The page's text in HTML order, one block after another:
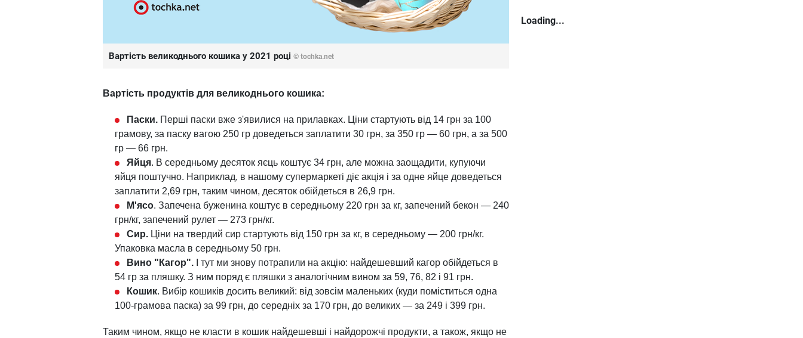
Вартість великоднього кошика у 2021 році © tochka.net
Вартість продуктів для великоднього кошика:
Паски. Перші паски вже з'явилися на прилавках. Ціни стартують від 14 грн за 100
грамову, за паску вагою 250 гр доведеться заплатити 30 грн, за 350 гр — 60 грн, а за 500
гр — 66 грн.
Яйця. В середньому десяток яєць коштує 34 грн, але можна заощадити, купуючи
яйця поштучно. Наприклад, в нашому супермаркеті діє акція і за одне яйце доведеться
заплатити 2,69 грн, таким чином, десяток обійдеться в 26,9 грн.
М'ясо. Запечена буженина коштує в середньому 220 грн за кг, запечений бекон — 240
грн/кг, запечений рулет — 273 грн/кг.
Сир. Ціни на твердий сир стартують від 150 грн за кг, в середньому — 200 грн/кг.
Упаковка масла в середньому 50 грн.
Вино "Кагор". І тут ми знову потрапили на акцію: найдешевший кагор обійдеться в
54 гр за пляшку. З ним поряд є пляшки з аналогічним вином за 59, 76, 82 і 91 грн.
Кошик. Вибір кошиків досить великий: від зовсім маленьких (куди поміститься одна
100-грамова паска) за 99 грн, до середніх за 170 грн, до великих — за 249 і 399 грн.
Таким чином, якщо не класти в кошик найдешевші і найдорожчі продукти, а також, якщо не
Loading...